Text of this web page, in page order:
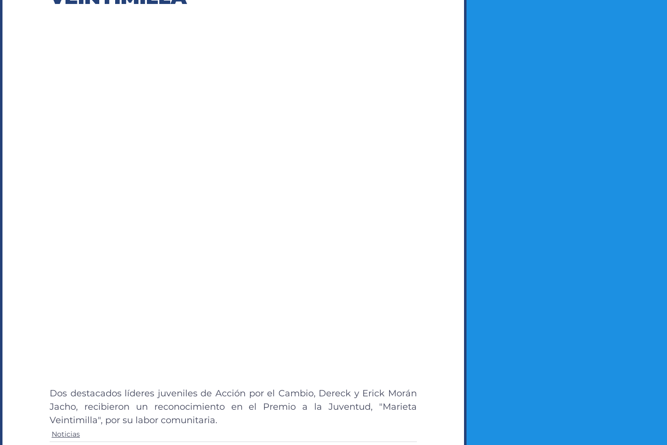
Dos destacados líderes juveniles de Acción por el Cambio, Dereck y Erick Morán
Jacho, recibieron un reconocimiento en el Premio a la Juventud, "Marieta
Veintimilla", por su labor comunitaria.
Noticias